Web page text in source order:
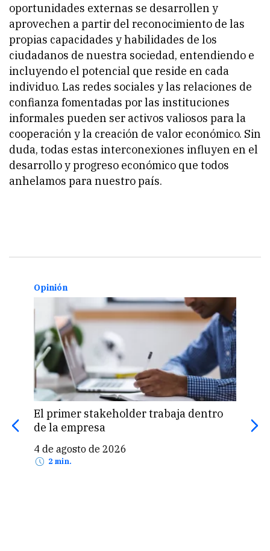
oportunidades externas se desarrollen y
aprovechen a partir del reconocimiento de las
propias capacidades y habilidades de los
ciudadanos de nuestra sociedad, entendiendo e
incluyendo el potencial que reside en cada
individuo. Las redes sociales y las relaciones de
confianza fomentadas por las instituciones
informales pueden ser activos valiosos para la
cooperación y la creación de valor económico. Sin
duda, todas estas interconexiones influyen en el
desarrollo y progreso económico que todos
anhelamos para nuestro país.
Opinión
El primer stakeholder trabaja dentro
de la empresa
4 de agosto de 2026
2 min.